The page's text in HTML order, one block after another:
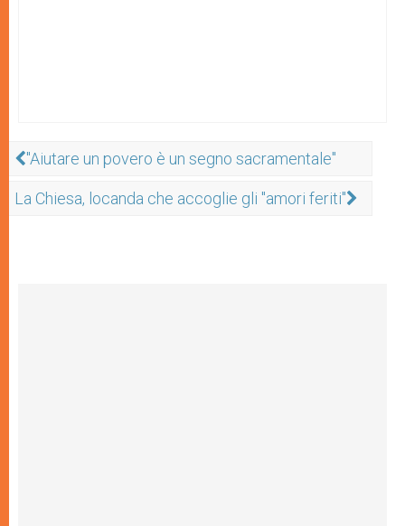
"Aiutare un povero è un segno sacramentale"
La Chiesa, locanda che accoglie gli "amori feriti"